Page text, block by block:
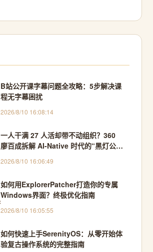
B站公开课字幕问题全攻略：5步解决课
程无字幕困扰
2026/8/10 16:08:14
一人干满 27 人活却带不动组织？360
廖百成拆解 AI-Native 时代的“黑灯公
2026/8/10 16:06:49
如何用ExplorerPatcher打造你的专属
Windows界面？终极优化指南
2026/8/10 16:05:55
如何快速上手SerenityOS：从零开始体
验复古操作系统的完整指南